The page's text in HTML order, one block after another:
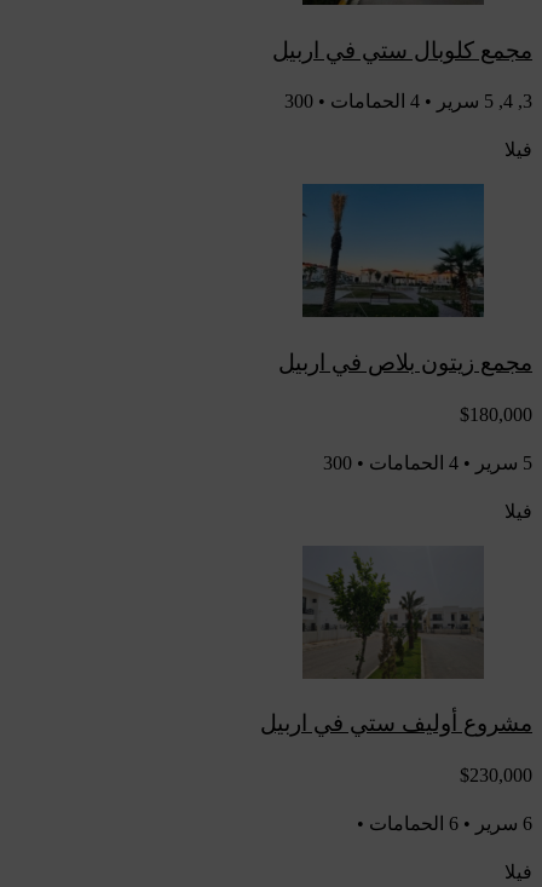
مجمع كلوبال ستي في اربيل
3, 4, 5 سرير • 4 الحمامات • 300
فيلا
مجمع زيتون بلاص في اربيل
$180,000
5 سرير • 4 الحمامات • 300
فيلا
مشروع أوليف ستي في اربيل
$230,000
6 سرير • 6 الحمامات •
فيلا